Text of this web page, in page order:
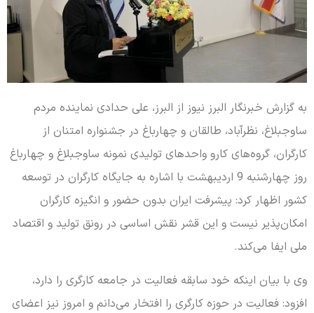
به گزارش خبرنگار البرز نیوز از البرز، علی حدادی نماینده مردم
ساوجبلاغ، نظرآباد، طالقان و چهارباغ در جشنواره امتنان از
کارگران، گروه‌های کارو واحدهای تولیدی نمونه ساوجبلاغ و چهارباغ
روز چهارشنبه 9 اردیبهشت با اشاره به جایگاه کارگران در توسعه
کشور اظهار کرد: پیشرفت ایران بدون حضور و انگیزه کارگران
امکان‌پذیر نیست و این قشر نقش اساسی در رونق تولید و اقتصاد
ملی ایفا می‌کند.
وی با بیان اینکه خود سابقه فعالیت در جامعه کارگری را دارد،
افزود: فعالیت در حوزه کارگری را افتخار می‌دانم و امروز نیز اعضای